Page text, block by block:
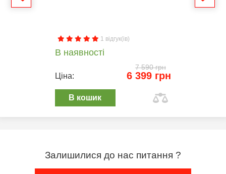
1 відгук(ів)
В наявності
7 590 грн
Ціна: 6 399 грн
В кошик
Залишилися до нас питання ?